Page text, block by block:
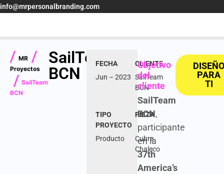
info@mrpersonalbranding.com
| MR |
Proyectos
| SailTeam
BCN
SailTeam
BCN
FECHA
CLIENTE
Jun – 2023 SailTeam
BCN
TIPO
PROYECTO
PIEZA
Producto
Cubre
Chaleco
Objetivo
del
cliente
SailTeam
BCN,
participante
en la
37th
America’s
PARA
TI